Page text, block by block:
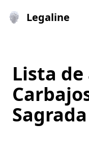
Legaline
Lista
Sagrada